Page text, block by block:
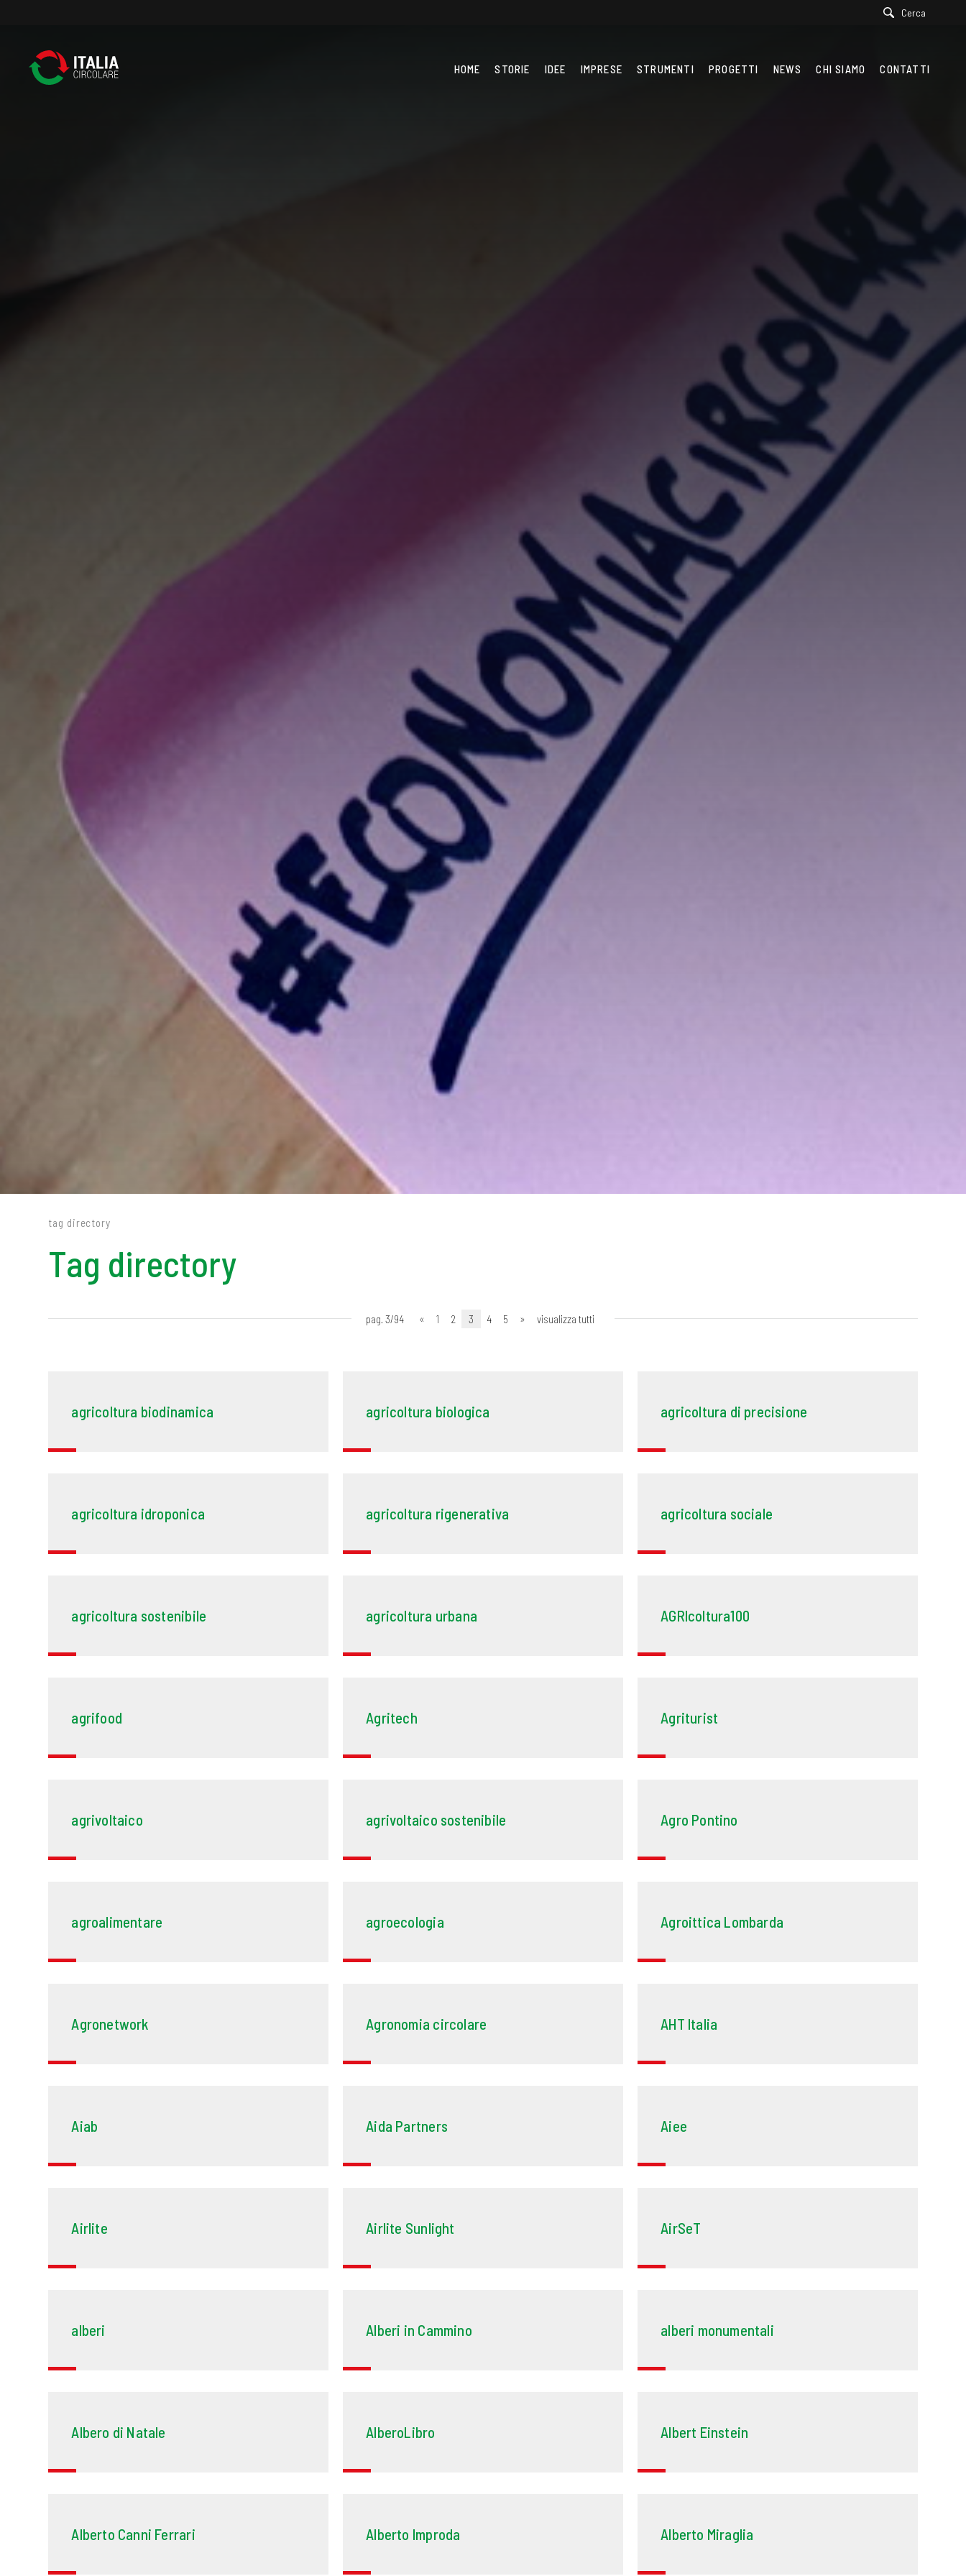
Cerca
HOME STORIE IDEE IMPRESE STRUMENTI PROGETTI NEWS CHI SIAMO CONTATTI
tag directory
Tag directory
pag. 3/94 « 1 2 3 4 5 » visualizza tutti
agricoltura biodinamica agricoltura biologica agricoltura di precisione
agricoltura idroponica agricoltura rigenerativa agricoltura sociale
agricoltura sostenibile agricoltura urbana AGRIcoltura100
agrifood Agritech Agriturist
agrivoltaico agrivoltaico sostenibile Agro Pontino
agroalimentare agroecologia Agroittica Lombarda
Agronetwork Agronomia circolare AHT Italia
Aiab Aida Partners Aiee
Airlite Airlite Sunlight AirSeT
alberi Alberi in Cammino alberi monumentali
Albero di Natale AlberoLibro Albert Einstein
Alberto Canni Ferrari Alberto Improda Alberto Miraglia